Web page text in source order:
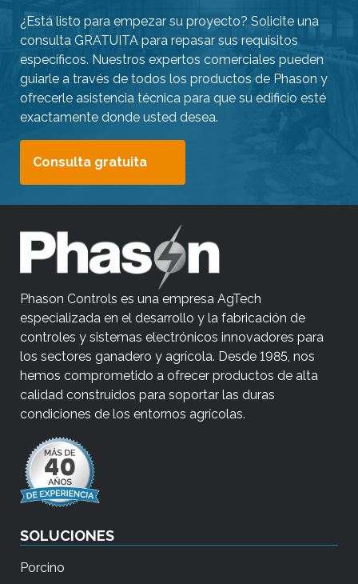
¿Está listo para empezar su proyecto? Solicite una
consulta GRATUITA para repasar sus requisitos
específicos. Nuestros expertos comerciales pueden
guiarle a través de todos los productos de Phason y
ofrecerle asistencia técnica para que su edificio esté
exactamente donde usted desea.
Consulta gratuita
Phason Controls es una empresa AgTech
especializada en el desarrollo y la fabricación de
controles y sistemas electrónicos innovadores para
los sectores ganadero y agrícola. Desde 1985, nos
hemos comprometido a ofrecer productos de alta
calidad construidos para soportar las duras
condiciones de los entornos agrícolas.
SOLUCIONES
Porcino